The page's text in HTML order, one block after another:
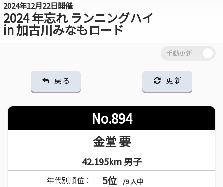
2024年12月22日開催
2024 年忘れ ランニングハイ
in 加古川みなもロード
戻 る 更 新
No.894
金堂 要
42.195km 男子
年代別順位： 5位 /9 人中